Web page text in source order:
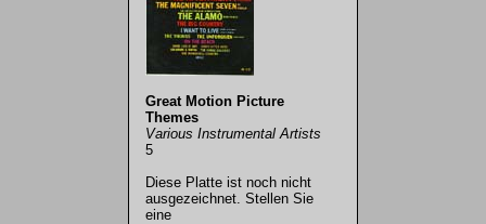
Great Motion Picture
Themes
Various Instrumental Artists
5
Diese Platte ist noch nicht
ausgezeichnet. Stellen Sie
eine